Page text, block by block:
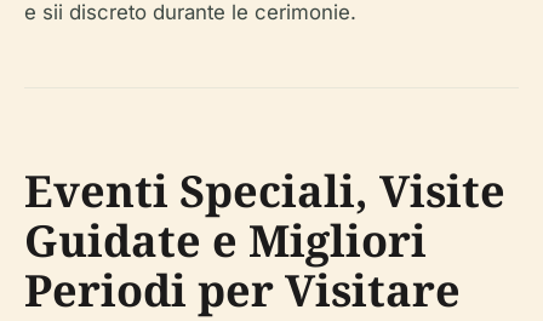
e sii discreto durante le cerimonie.
Eventi Speciali, Visite
Guidate e Migliori
Periodi per Visitare